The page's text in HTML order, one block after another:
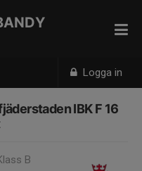
Logga in
IBK F 16
B